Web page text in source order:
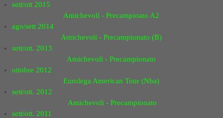
sett/ott 2015
Amichevoli - Precampioato A2
ago/sett 2014
Amichevoli - Precampionato (B)
sett/ott. 2013
Amichevoli - Precampionato
ottobre 2012
Eurolega American Tour (Nba)
sett/ott. 2012
Amichevoli - Precampionato
sett/ott. 2011